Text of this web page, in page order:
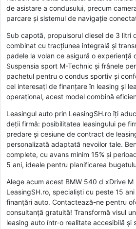
de asistare a condusului, precum
parcare și sistemul de navigație
Sub capotă, propulsorul diesel de 3 litri
combinat cu tracțiunea integrală și
padele la volan ce asigură o experiență
Suspensia sport M-Technic și frânele
pachetul pentru o condus sportiv și
cei interesați de finanțare în leasing și
operațional, acest model combină
Leasingul auto prin LeasingSH.ro îți
deții firmă: posibilitatea leasingului pe
predare și cesiune de contract de
personalizată adaptată nevoilor tale.
complete, cu avans minim 15% și
5 ani, ideale pentru planificarea
Alege acum acest BMW 540 d xDrive M
LeasingSH.ro, specialiști cu peste 15
finanțări auto. Contactează-ne pentru
consultanță gratuită! Transformă visul
leasing auto într-o realitate accesibilă și